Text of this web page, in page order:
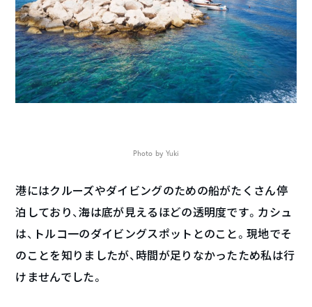
Photo by Yuki
港にはクルーズやダイビングのための船がたくさん停
泊しており、海は底が見えるほどの透明度です。カシュ
は、トルコ一のダイビングスポットとのこと。現地でそ
のことを知りましたが、時間が足りなかったため私は行
けませんでした。